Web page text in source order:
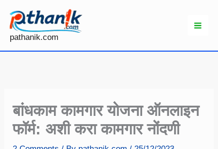
content
pathanik.com
बांधकाम कामगार योजना ऑनलाइन
फॉर्म: अशी करा कामगार नोंदणी